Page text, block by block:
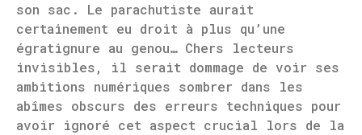
son sac. Le parachutiste aurait
certainement eu droit à plus qu’une
égratignure au genou… Chers lecteurs
invisibles, il serait dommage de voir ses
ambitions numériques sombrer dans les
abîmes obscurs des erreurs techniques pour
avoir ignoré cet aspect crucial lors de la